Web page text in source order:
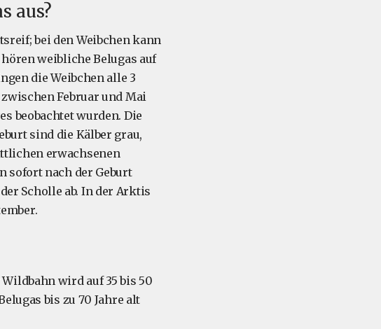
aus?
bei den Weibchen kann
weibliche Belugas auf
die Weibchen alle 3
Februar und Mai
beobachtet wurden. Die
sind die Kälber grau,
erwachsenen
sofort nach der Geburt
Scholle ab. In der Arktis
wird auf 35 bis 50
bis zu 70 Jahre alt